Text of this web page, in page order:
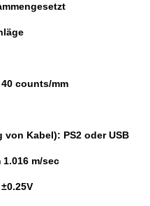
counts/mm
Kabel): PS2 oder USB
m/sec